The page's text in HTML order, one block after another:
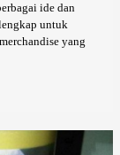
ide dan
untuk
yang